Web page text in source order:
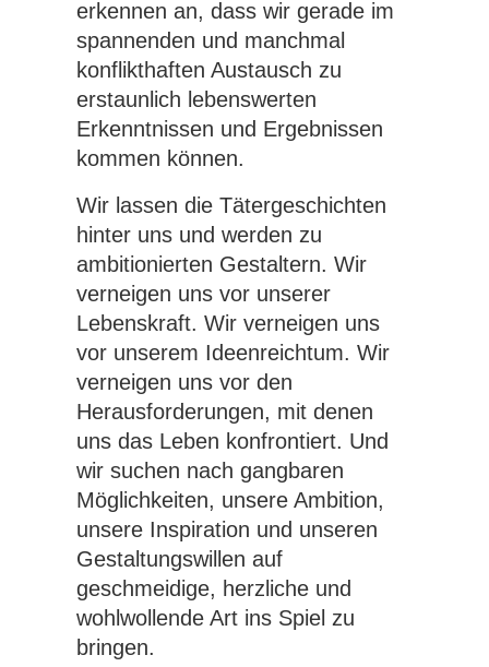
erkennen an, dass wir gerade im
spannenden und manchmal
konflikthaften Austausch zu
erstaunlich lebenswerten
Erkenntnissen und Ergebnissen
kommen können.
Wir lassen die Tätergeschichten
hinter uns und werden zu
ambitionierten Gestaltern. Wir
verneigen uns vor unserer
Lebenskraft. Wir verneigen uns
vor unserem Ideenreichtum. Wir
verneigen uns vor den
Herausforderungen, mit denen
uns das Leben konfrontiert. Und
wir suchen nach gangbaren
Möglichkeiten, unsere Ambition,
unsere Inspiration und unseren
Gestaltungswillen auf
geschmeidige, herzliche und
wohlwollende Art ins Spiel zu
bringen.